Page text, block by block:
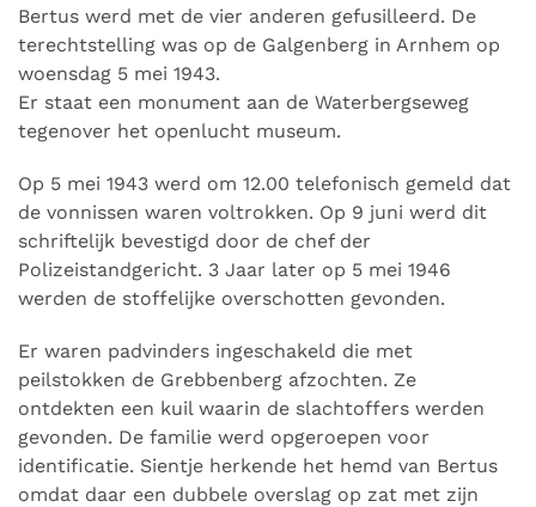
Bertus werd met de vier anderen gefusilleerd. De
terechtstelling was op de Galgenberg in Arnhem op
woensdag 5 mei 1943.
Er staat een monument aan de Waterbergseweg
tegenover het openlucht museum.
Op 5 mei 1943 werd om 12.00 telefonisch gemeld dat
de vonnissen waren voltrokken. Op 9 juni werd dit
schriftelijk bevestigd door de chef der
Polizeistandgericht. 3 Jaar later op 5 mei 1946
werden de stoffelijke overschotten gevonden.
Er waren padvinders ingeschakeld die met
peilstokken de Grebbenberg afzochten. Ze
ontdekten een kuil waarin de slachtoffers werden
gevonden. De familie werd opgeroepen voor
identificatie. Sientje herkende het hemd van Bertus
omdat daar een dubbele overslag op zat met zijn